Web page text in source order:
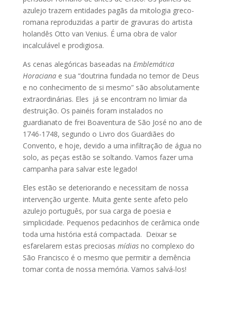
azulejo trazem entidades pagãs da mitologia greco-
romana reproduzidas a partir de gravuras do artista
holandês Otto van Venius. É uma obra de valor
incalculável e prodigiosa.
As cenas alegóricas baseadas na Emblemática
Horacianae sua “doutrina fundada no temor de Deus
e no conhecimento de si mesmo” são absolutamente
extraordinárias. Eles já se encontram no limiar da
destruição. Os painéis foram instalados no
guardianato de frei Boaventura de São José no ano de
1746-1748, segundo o Livro dos Guardiães do
Convento, e hoje, devido a uma infiltração de água no
solo, as peças estão se soltando. Vamos fazer uma
campanha para salvar este legado!
Eles estão se deteriorando e necessitam de nossa
intervenção urgente. Muita gente sente afeto pelo
azulejo português, por sua carga de poesia e
simplicidade. Pequenos pedacinhos de cerâmica onde
toda uma história está compactada. Deixar se
esfarelarem estas preciosas mídias no complexo do
São Francisco é o mesmo que permitir a demência
tomar conta de nossa memória. Vamos salvá-los!